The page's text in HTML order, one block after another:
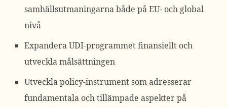
samhällsutmaningarna både på EU- och global
nivå
Expandera UDI-programmet finansiellt och
utveckla målsättningen
Utveckla policy-instrument som adresserar
fundamentala och tillämpade aspekter på